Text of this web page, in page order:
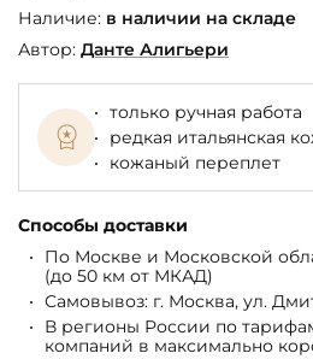
Наличие: в наличии на складе
Автор: Данте Алигьери
только ручная работа
редкая итальянская
кожаный переплет
Способы доставки
По Москве и Московской
(до 50 км от МКАД)
Самовывоз: г. Москва, ул.
В регионы России по
компаний в максимально